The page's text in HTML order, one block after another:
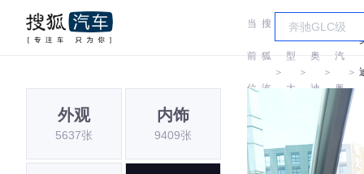
当
前
位
置:
搜
狐
汽
＞
车
型
大
＞
奥
迪
＞
一
汽
奥
＞
外观
5637张
内饰
9409张